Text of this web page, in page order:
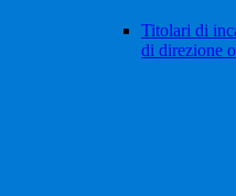
Titolari di
di direzione